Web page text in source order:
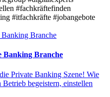
#fachkräftefinden
#itfachkräfte #jobangebote
Banking Branche
Private Banking Szene! Wie
begeistern, einstellen